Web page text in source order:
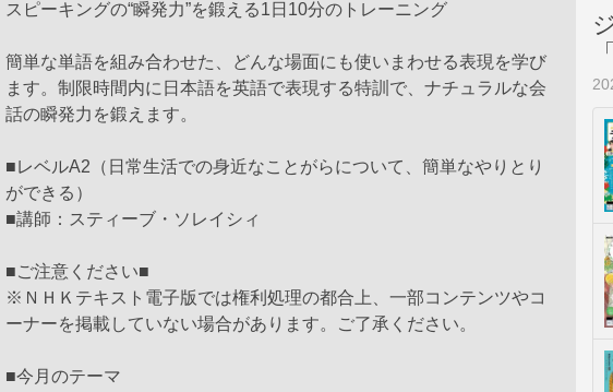
スピーキングの“瞬発力”を鍛える1日10分のトレーニング
簡単な単語を組み合わせた、どんな場面にも使いまわせる表現を学び
ます。制限時間内に日本語を英語で表現する特訓で、ナチュラルな会
話の瞬発力を鍛えます。
■レベルA2（日常生活での身近なことがらについて、簡単なやりとり
ができる）
■講師：スティーブ・ソレイシィ
■ご注意ください■
※ＮＨＫテキスト電子版では権利処理の都合上、一部コンテンツやコ
ーナーを掲載していない場合があります。ご了承ください。
■今月のテーマ